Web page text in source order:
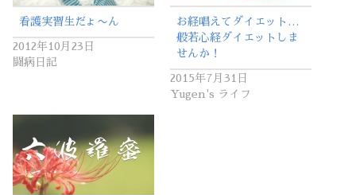
看護実習生だょ〜ん
2012年10月23日
闘病日記
お経唱えてダイエット…
般若心経ダイエットしま
せんか！
2015年7月31日
Yugen's ライフ